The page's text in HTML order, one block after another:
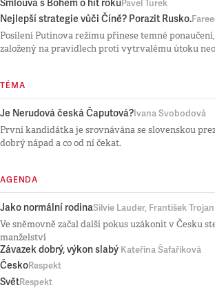
Smlouva s Bohem o hit rokuPavel Turek
Nejlepší strategie vůči Číně? Porazit Rusko.
Posílení Putinova režimu přinese temné
založený na pravidlech proti vytrvalému útoku
TÉMA
Je Nerudová česká Čaputová? Ivana Svobodová
První kandidátka je srovnávána se slovenskou
dobrý nápad a co od ní čekat.
AGENDA
Jako normální rodinaSilvie Lauder, František Trojan
Ve sněmovně začal další pokus uzákonit v Česku
manželství
Závazek dobrý, výkon slabý Kateřina Šafaříková
ČeskoRespekt
SvětRespekt